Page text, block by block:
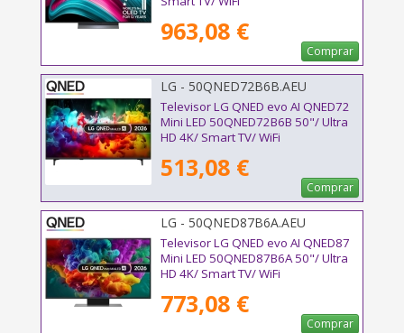
963,08 €
Comprar
LG - 50QNED72B6B.AEU
Televisor LG QNED evo AI QNED72
Mini LED 50QNED72B6B 50"/ Ultra
HD 4K/ Smart TV/ WiFi
513,08 €
Comprar
LG - 50QNED87B6A.AEU
Televisor LG QNED evo AI QNED87
Mini LED 50QNED87B6A 50"/ Ultra
HD 4K/ Smart TV/ WiFi
773,08 €
Comprar